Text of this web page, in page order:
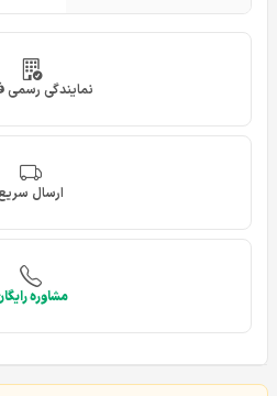
نمایندگی
ارسال
مشاوره